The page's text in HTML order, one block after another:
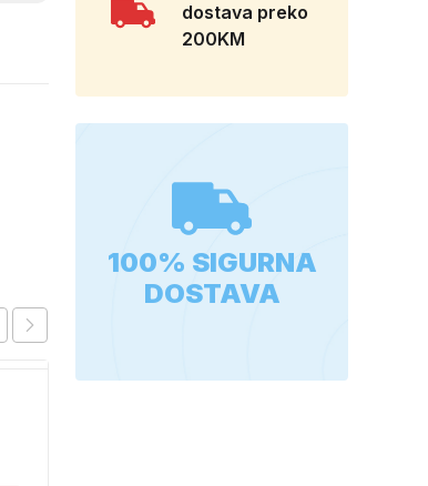
dostava preko
200KM
100% SIGURNA
DOSTAVA